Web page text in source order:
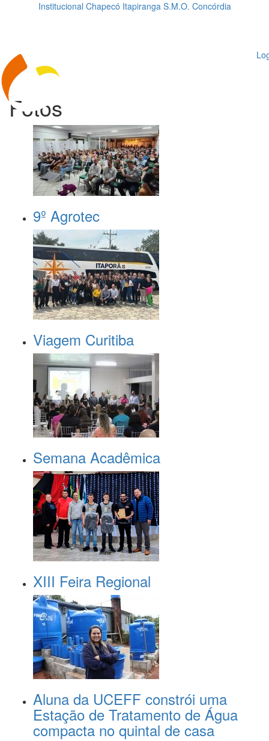
Institucional Chapecó Itapiranga S.M.O. Concórdia
Fotos
9º Agrotec
Viagem Curitiba
Semana Acadêmica
XIII Feira Regional
Aluna da UCEFF constrói uma
Estação de Tratamento de Água
compacta no quintal de casa